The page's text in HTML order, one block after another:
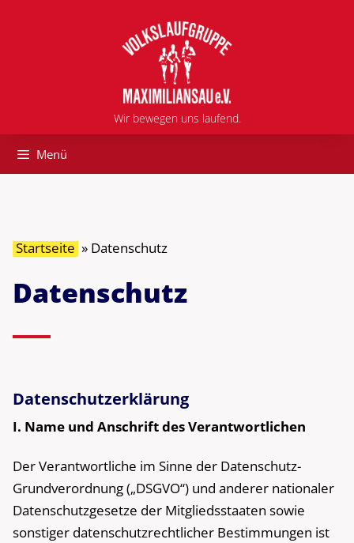
Wir bewegen uns laufend.
Menü
Startseite » Datenschutz
Datenschutz
Datenschutzerklärung
I. Name und Anschrift des Verantwortlichen
Der Verantwortliche im Sinne der Datenschutz-
Grundverordnung („DSGVO“) und anderer nationaler
Datenschutzgesetze der Mitgliedsstaaten sowie
sonstiger datenschutzrechtlicher Bestimmungen ist